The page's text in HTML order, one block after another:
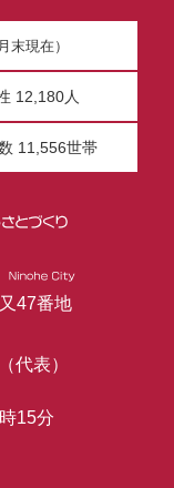
末現在）
12,180人
11,556世帯
47番地
（代表）
15分